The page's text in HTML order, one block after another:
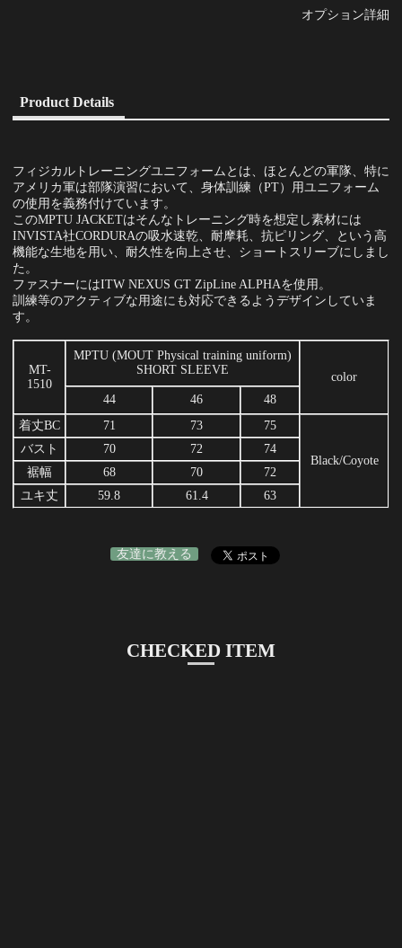
オプション詳細
Product Details
フィジカルトレーニングユニフォームとは、ほとんどの軍隊、特に
アメリカ軍は部隊演習において、身体訓練（PT）用ユニフォーム
の使用を義務付けています。
このMPTU JACKETはそんなトレーニング時を想定し素材には
INVISTA社CORDURAの吸水速乾、耐摩耗、抗ピリング、という高
機能な生地を用い、耐久性を向上させ、ショートスリーブにしまし
た。
ファスナーにはITW NEXUS GT ZipLine ALPHAを使用。
訓練等のアクティブな用途にも対応できるようデザインしていま
す。
MT-
1510
MPTU (MOUT Physical training uniform)
SHORT SLEEVE
color
44
46
48
着丈BC
71 73 75
Black/Coyote
バスト 70 72
74
裾幅
68 70
72
ユキ丈
59.8 61.4 63
友達に教える
CHECKED ITEM